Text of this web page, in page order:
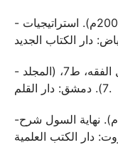
- عبد الهادي بن ظافر الشهري. (2004م). استراتيجيات
- عبد الوهاب خلاف. (1957م). علم أصول الفقه، ط7، (المجلد
7). دمشق: دار القلم.
-عبد الرحيم بن الحسن الإسنوي. (1999م). نهاية السول شرح